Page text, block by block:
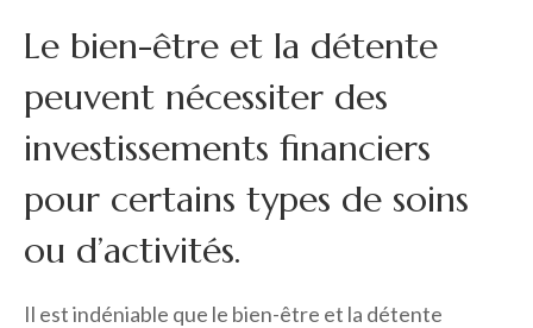
Le bien-être et la détente
peuvent nécessiter des
investissements financiers
pour certains types de soins
ou d’activités.
Il est indéniable que le bien-être et la détente